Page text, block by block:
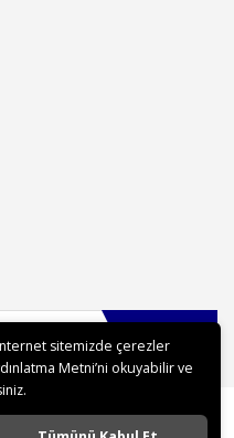
sitemizde çerezler
Metni’ni okuyabilir ve